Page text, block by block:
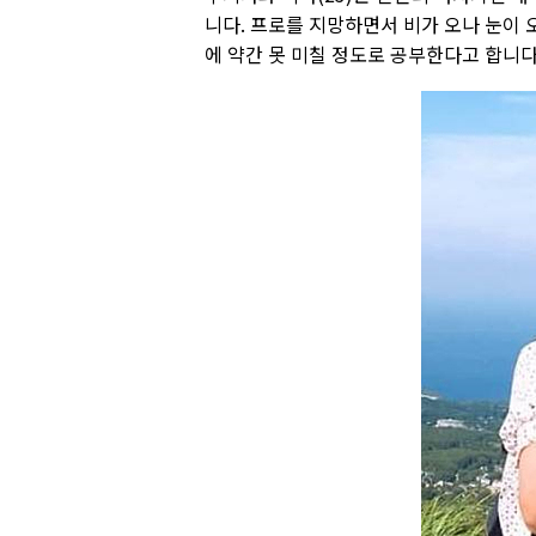
니다. 프로를 지망하면서 비가 오나 눈이
에 약간 못 미칠 정도로 공부한다고 합니